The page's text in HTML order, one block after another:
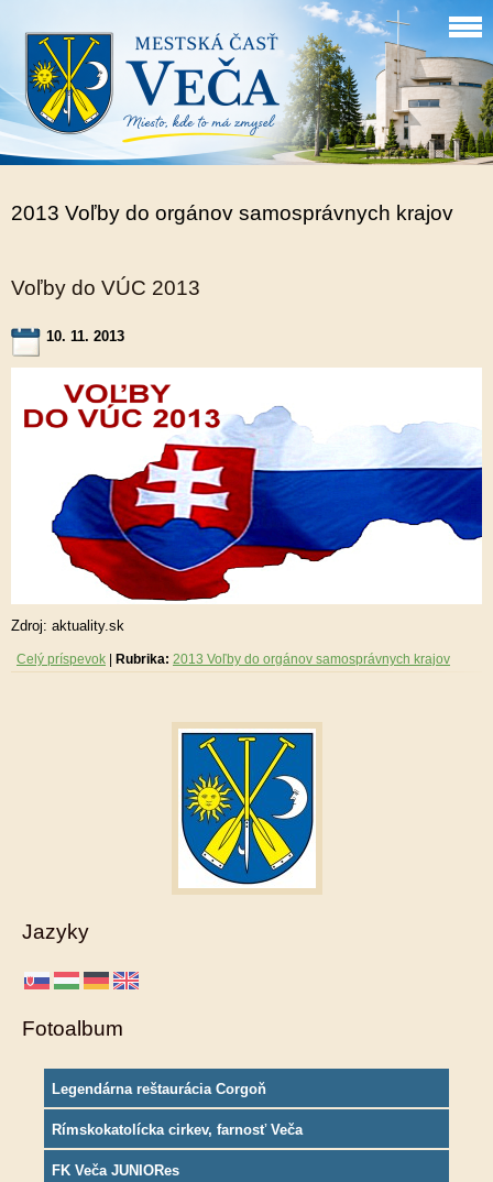
2013 Voľby do orgánov samosprávnych krajov
Voľby do VÚC 2013
10. 11. 2013
Zdroj: aktuality.sk
Celý príspevok Rubrika: 2013 Voľby do orgánov samosprávnych krajov
Jazyky
Fotoalbum
Legendárna reštaurácia Corgoň
Rímskokatolícka cirkev, farnosť Veča
FK Veča JUNIORes